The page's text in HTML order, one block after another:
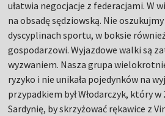
ułatwia negocjacje z federacjami. W
na obsadę sędziowską. Nie
dyscyplinach sportu, w boksie
gospodarzowi. Wyjazdowe walki są
wyzwaniem. Nasza grupa
ryzyko i nie unikała pojedynków na
przypadkiem był Włodarczyk, który w
Sardynię, by skrzyżować rękawice z